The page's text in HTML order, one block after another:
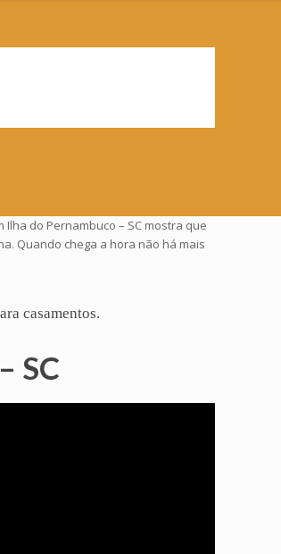
do Pernambuco – SC mostra que
Quando chega a hora não há mais
casamentos.
SC